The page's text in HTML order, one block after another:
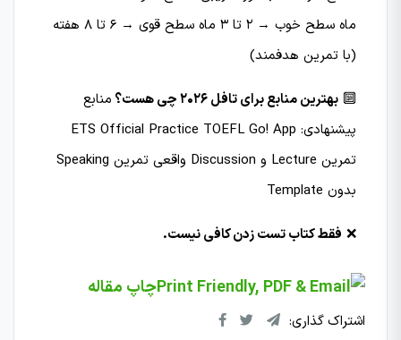
ماه سطح خوب → 2 تا 3 ماه سطح قوی → 6 تا 8 هفته
(با تمرین هدفمند)
🔟 بهترین منابع برای تافل 2026 چی هست؟
منابع
پیشنهادی: ETS Official Practice TOEFL Go! App
تمرین Lecture و Discussion واقعی تمرین Speaking
بدون Template
❌ فقط کتاب تست زدن کافی نیست.
چاپ مقاله
اشتراک گذاری: